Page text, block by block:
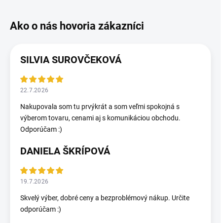
SILVIA SUROVČEKOVÁ
22.7.2026
Nakupovala som tu prvýkrát a som veľmi spokojná s
výberom tovaru, cenami aj s komunikáciou obchodu.
Odporúčam :)
DANIELA ŠKRÍPOVÁ
19.7.2026
Skvelý výber, dobré ceny a bezproblémový nákup. Určite
odporúčam :)